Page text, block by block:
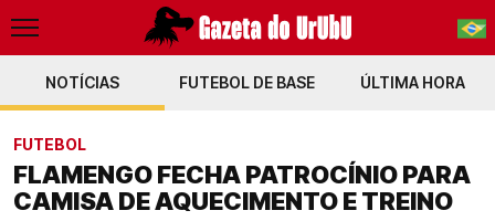
PT-BR
NOTÍCIAS FUTEBOL DE BASE ÚLTIMA HORA
FUTEBOL
FLAMENGO FECHA PATROCÍNIO PARA
CAMISA DE AQUECIMENTO E TREINO